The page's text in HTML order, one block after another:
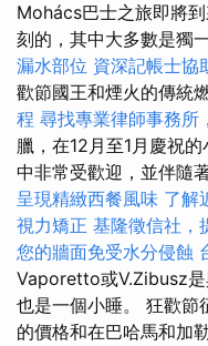
Mohács巴士之旅即將
刻的，其中大多數是獨
漏水部位 資深記帳士協
歡節國王和煙火的傳統
程 尋找專業律師事務所
臘，在12月至1月慶祝
中非常受歡迎，並伴隨
呈現精緻西餐風味 了解
視力矯正 基隆徵信社，
您的牆面免受水分侵蝕
Vaporetto或V.Zibusz
也是一個小睡。 狂歡
的價格和在巴哈馬和加